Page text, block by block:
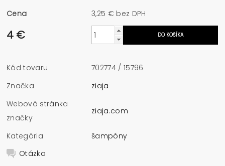
Cena
3,25 € bez DPH
4 €
Kód tovaru
702774 / 15796
Značka
ziaja
Webová stránka
značky
ziaja.com
Kategória
šampóny
Otázka